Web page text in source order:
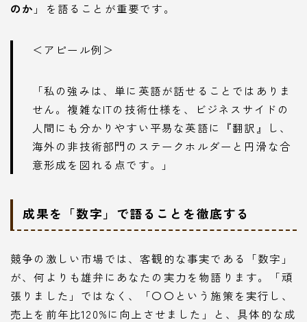
のか 」を語ることが重要です。
＜アピール例＞
「私の強みは、単に英語が話せることではありま
せん。複雑なITの技術仕様を、ビジネスサイドの
人間にも分かりやすい平易な英語に『翻訳』し、
海外の非技術部門のステークホルダーと円滑な合
意形成を図れる点です。」
成果を「数字」で語ることを徹底する
競争の激しい市場では、客観的な事実である「数字」
が、何よりも雄弁にあなたの実力を物語ります。「頑
張りました」ではなく、「〇〇という施策を実行し、
売上を前年比120%に向上させました」と、具体的な成